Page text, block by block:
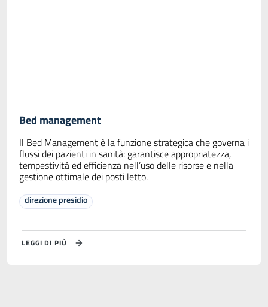
Bed management
Il Bed Management è la funzione strategica che governa i
flussi dei pazienti in sanità: garantisce appropriatezza,
tempestività ed efficienza nell’uso delle risorse e nella
gestione ottimale dei posti letto.
direzione presidio
LEGGI DI PIÙ